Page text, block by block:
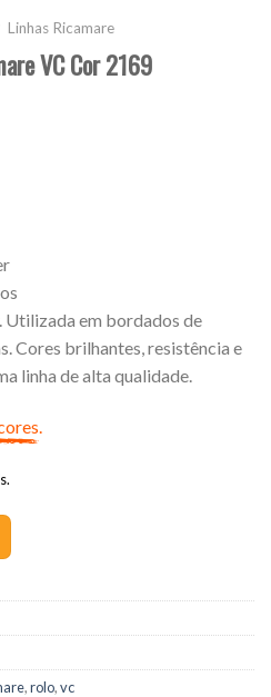
Linhas Ricamare
VC Cor 2169
Utilizada em bordados de
Cores brilhantes, resistência e
linha de alta qualidade.
,rolo,vc